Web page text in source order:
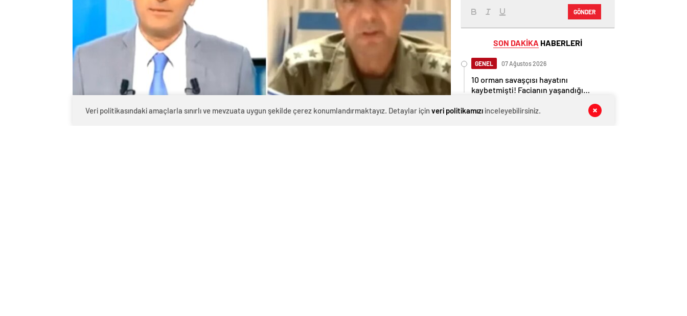
GÖNDER
SON DAKİKA HABERLERİ
GENEL 07 Ağustos 2026
10 orman savaşçısı hayatını
kaybetmişti! Facianın yaşandığı
GENEL 07 Ağustos 2026
Veri politikasındaki amaçlarla sınırlı ve mevzuata uygun şekilde çerez konumlandırmaktayız. Detaylar için veri politikamızıinceleyebilirsiniz.